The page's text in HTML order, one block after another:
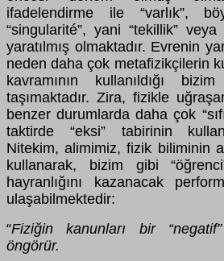
ifadelendirme ile “varlık”,
“singularité”, yani “tekillik”
yaratılmış olmaktadır. Evrenin
neden daha çok metafizikçilerin
kavramının kullanıldığı
taşımaktadır. Zira, fizikle
benzer durumlarda daha çok
taktirde “eksi” tabirinin
Nitekim, alimimiz, fizik biliminin
kullanarak, bizim gibi
hayranlığını kazanacak
ulaşabilmektedir:
“Fiziğin kanunları bir
öngörür.